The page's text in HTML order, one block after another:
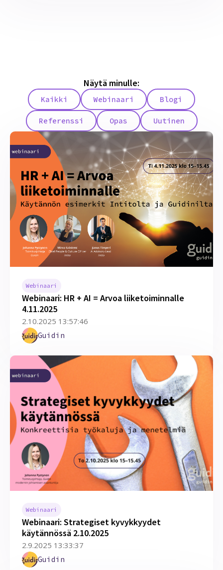
Näytä minulle:
Kaikki Webinaari Blogi
Referenssi Opas Uutinen
Webinaari
Webinaari: HR + AI = Arvoa liiketoiminnalle
4.11.2025
2.10.2025 13:57:46
Guidin
Webinaari
Webinaari: Strategiset kyvykkyydet
käytännössä 2.10.2025
2.9.2025 13:33:37
Guidin